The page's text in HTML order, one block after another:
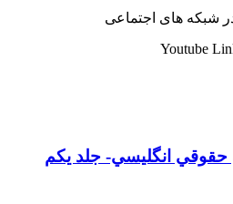
شبکه های اجتماعی
Youtube
حقوقي انگليسي- جلد يكم